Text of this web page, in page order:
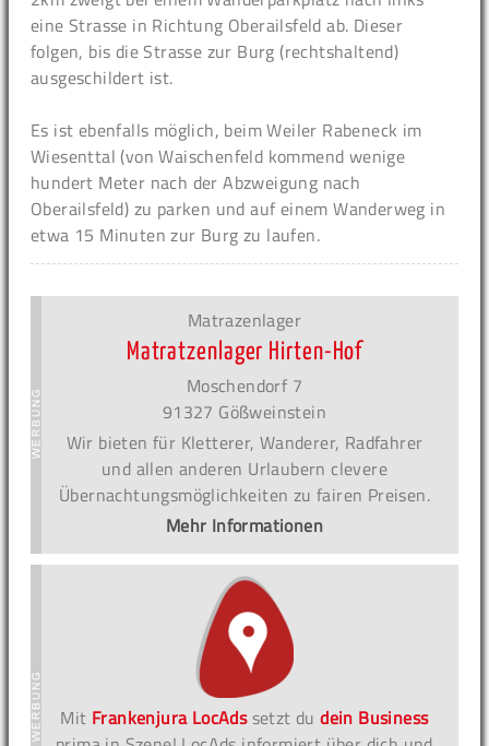
eine Strasse in Richtung Oberailsfeld ab. Dieser
folgen, bis die Strasse zur Burg (rechtshaltend)
ausgeschildert ist.
Es ist ebenfalls möglich, beim Weiler Rabeneck im
Wiesenttal (von Waischenfeld kommend wenige
hundert Meter nach der Abzweigung nach
Oberailsfeld) zu parken und auf einem Wanderweg in
etwa 15 Minuten zur Burg zu laufen.
Matrazenlager
Matratzenlager Hirten-Hof
Moschendorf 7
91327 Gößweinstein
Wir bieten für Kletterer, Wanderer, Radfahrer
und allen anderen Urlaubern clevere
Übernachtungsmöglichkeiten zu fairen Preisen.
Mehr Informationen
Mit Frankenjura LocAdssetzt dudein Business